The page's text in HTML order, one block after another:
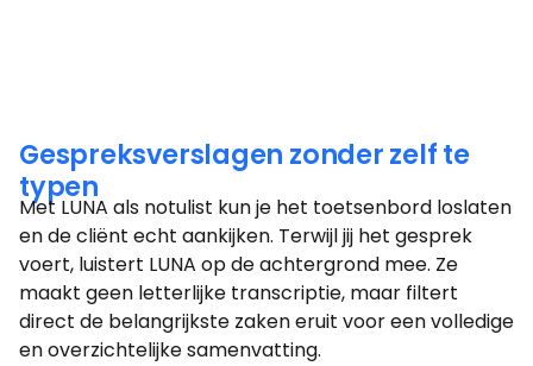
Gespreksverslagen zonder zelf te
typen
Met LUNA als notulist kun je het toetsenbord loslaten
en de cliënt echt aankijken. Terwijl jij het gesprek
voert, luistert LUNA op de achtergrond mee. Ze
maakt geen letterlijke transcriptie, maar filtert
direct de belangrijkste zaken eruit voor een volledige
en overzichtelijke samenvatting.